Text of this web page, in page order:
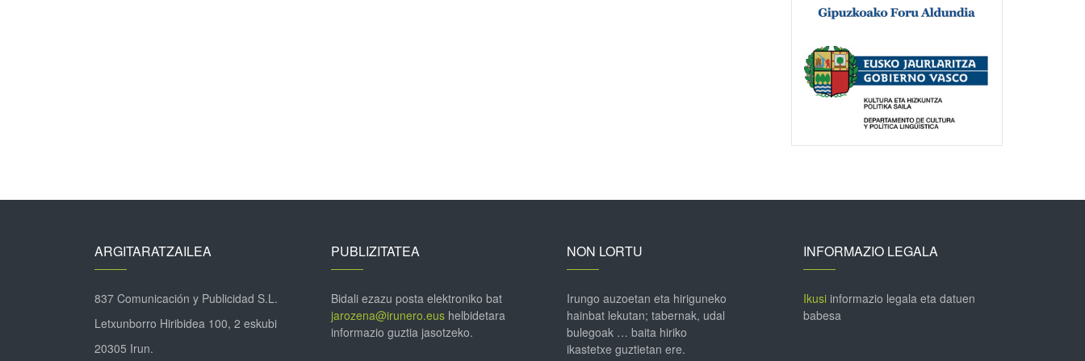
ARGITARATZAILEA
837 Comunicación y Publicidad S.L.
Letxunborro Hiribidea 100, 2 eskubi
20305 Irun.
PUBLIZITATEA
Bidali ezazu posta elektroniko bat
jarozena@irunero.eushelbidetara
informazio guztia jasotzeko.
NON LORTU
Irungo auzoetan eta hiriguneko
hainbat lekutan; tabernak, udal
bulegoak … baita hiriko
ikastetxe guztietan ere.
INFORMAZIO LEGALA
Ikusiinformazio legala eta datuen
babesa